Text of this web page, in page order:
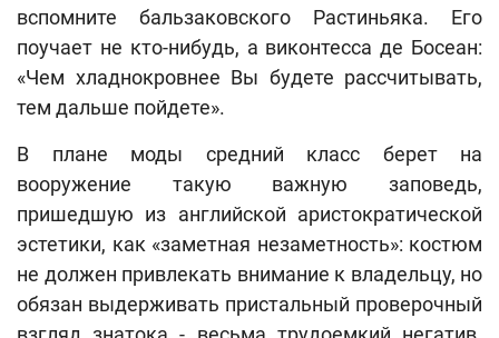
вспомните бальзаковского Растиньяка. Его
поучает не кто-нибудь, а виконтесса де Босеан:
«Чем хладнокровнее Вы будете рассчитывать,
тем дальше пойдете».
В плане моды средний класс берет на
вооружение такую важную заповедь,
пришедшую из английской аристократической
эстетики, как «заметная незаметность»: костюм
не должен привлекать внимание к владельцу, но
обязан выдерживать пристальный проверочный